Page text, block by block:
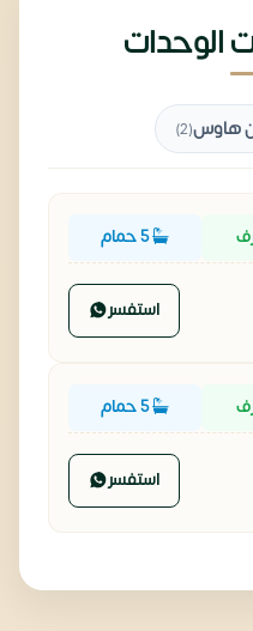
الوحدات
هاوس(2)
5 حمام
استفسر
5 حمام
استفسر